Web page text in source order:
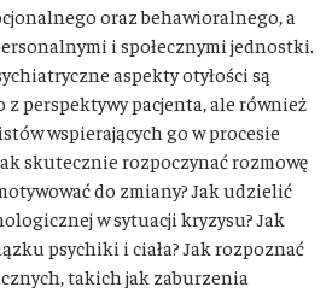
oraz behawioralnego, a
i społecznymi jednostki.
aspekty otyłości są
perspektywy pacjenta, ale również
wspierających go w procesie
skutecznie rozpoczynać rozmowę
do zmiany? Jak udzielić
w sytuacji kryzysu? Jak
psychiki i ciała? Jak rozpoznać
takich jak zaburzenia